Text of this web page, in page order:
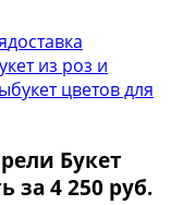
доставка
из роз и
букет цветов для
Букет
за 4 250 руб.